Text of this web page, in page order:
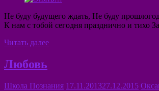
Не буду будущего ждать, Не буду
К нам с тобой сегодня празднично и тихо
Читать далее
Любовь
Школа Познания 17.11.201327.12.2015